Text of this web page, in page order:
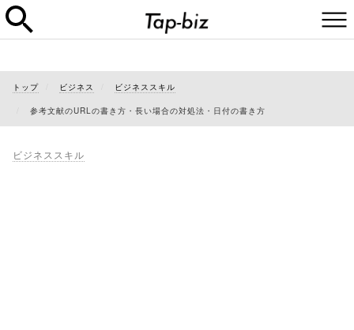
トップ ビジネス ビジネススキル
参考文献のURLの書き方・長い場合の対処法・日付の書き方
ビジネススキル